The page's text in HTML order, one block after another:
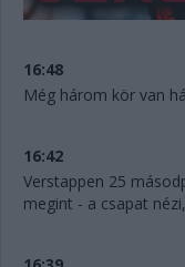
16:48
Még három kör van
16:42
Verstappen 25
megint - a csapat